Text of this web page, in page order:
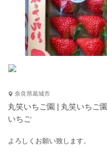
奈良県葛城市
丸笑いちご園 | 丸笑いちご園
いちご
よろしくお願い致します。